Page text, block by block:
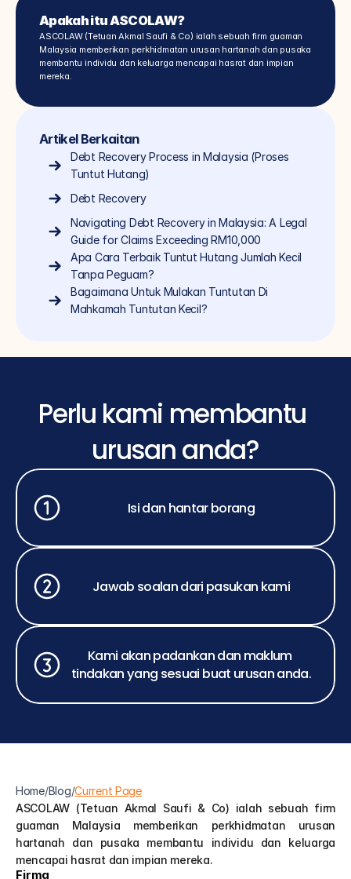
Apakah itu ASCOLAW?
ASCOLAW (Tetuan Akmal Saufi & Co) ialah sebuah firm guaman
Malaysia memberikan perkhidmatan urusan hartanah dan pusaka
membantu individu dan keluarga mencapai hasrat dan impian
mereka.
Artikel Berkaitan
Debt Recovery Process in Malaysia (Proses
Tuntut Hutang)
Debt Recovery
Navigating Debt Recovery in Malaysia: A Legal
Guide for Claims Exceeding RM10,000
Apa Cara Terbaik Tuntut Hutang Jumlah Kecil
Tanpa Peguam?
Bagaimana Untuk Mulakan Tuntutan Di
Mahkamah Tuntutan Kecil?
Perlu kami membantu
urusan anda?
Isi dan hantar borang
Jawab soalan dari pasukan kami
Kami akan padankan dan maklum
tindakan yang sesuai buat urusan anda.
Home/Blog/Current Page
ASCOLAW (Tetuan Akmal Saufi & Co) ialah sebuah firm
guaman Malaysia memberikan perkhidmatan urusan
hartanah dan pusaka membantu individu dan keluarga
mencapai hasrat dan impian mereka.
Firma